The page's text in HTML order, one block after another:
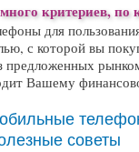
критериев,
для
с которой вы
предложенных
Вашему
советы